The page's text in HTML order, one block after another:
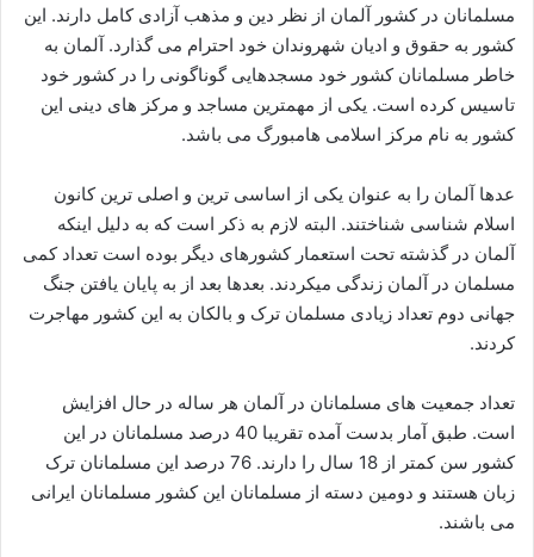
مسلمانان در کشور آلمان از نظر دین و مذهب آزادی کامل دارند. این
کشور به حقوق و ادیان شهروندان خود احترام می گذارد. آلمان به
خاطر مسلمانان کشور خود مسجدهایی گوناگونی را در کشور خود
تاسیس کرده است. یکی از مهمترین مساجد و مرکز های دینی این
کشور به نام مرکز اسلامی هامبورگ می باشد.
عدها آلمان را به عنوان یکی از اساسی ترین و اصلی ترین کانون
اسلام شناسی شناختند. البته لازم به ذکر است که به دلیل اینکه
آلمان در گذشته تحت استعمار کشورهای دیگر بوده است تعداد کمی
مسلمان در آلمان زندگی میکردند. بعدها بعد از به پایان یافتن جنگ
جهانی دوم تعداد زیادی مسلمان ترک و بالکان به این کشور مهاجرت
کردند.
تعداد جمعیت های مسلمانان در آلمان هر ساله در حال افزایش
است. طبق آمار بدست آمده تقریبا 40 درصد مسلمانان در این
کشور سن کمتر از 18 سال را دارند. 76 درصد این مسلمانان ترک
زبان هستند و دومین دسته از مسلمانان این کشور مسلمانان ایرانی
می باشند.